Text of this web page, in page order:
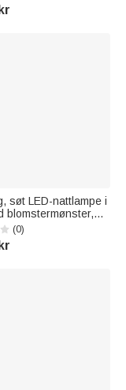
og
til nybakte foreldre
søt LED-nattlampe i
blomstermønster,
–
og
til barn og
(0)